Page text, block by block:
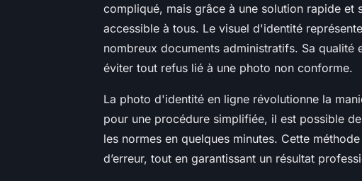
compliqué, mais grâce à une solution rapide et
accessible à tous. Le visuel d'identité
nombreux documents administratifs. Sa
éviter tout refus lié à une photo non conforme.
La photo d'identité en ligne révolutionne la
pour une procédure simplifiée, il est possible
les normes en quelques minutes. Cette
d’erreur, tout en garantissant un résultat